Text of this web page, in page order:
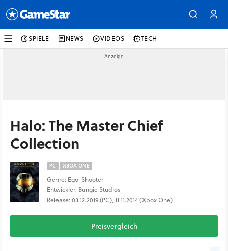
SPIELE NEWS VIDEOS TECH
Halo: The Master Chief
Collection
PC XBOX ONE
Genre: Ego-Shooter
Entwickler: Bungie Studios
Release: 03.12.2019 (PC), 11.11.2014 (Xbox One)
Preisvergleich